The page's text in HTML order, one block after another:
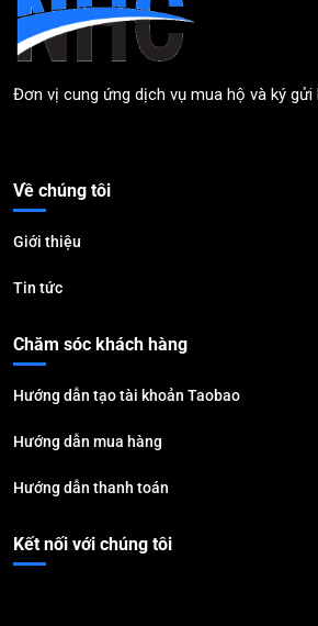
Đơn vị cung ứng dịch vụ mua hộ và ký gửi
Về chúng tôi
Giới thiệu
Tin tức
Chăm sóc khách hàng
Hướng dẫn tạo tài khoản Taobao
Hướng dẫn mua hàng
Hướng dẫn thanh toán
Kết nối với chúng tôi